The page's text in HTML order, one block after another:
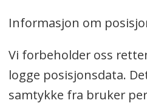
Informasjon om
Vi forbeholder oss
logge posisjonsdata.
samtykke fra bruker